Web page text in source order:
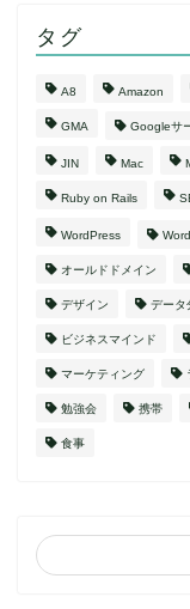
タグ
A8 Amazon
GMA Googleサ
JIN Mac
Ruby on Rails
WordPress
オールドドメイン
デザイン データ
ビジネスマインド
マーケティング
勉強会 携帯
食事